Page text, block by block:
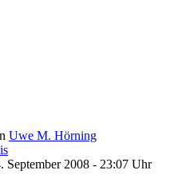
Uwe M. Hörning
September 2008 - 23:07 Uhr